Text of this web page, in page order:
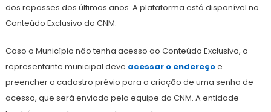
dos repasses dos últimos anos. A plataforma está disponível no
Conteúdo Exclusivo da CNM.
Caso o Município não tenha acesso ao Conteúdo Exclusivo, o
representante municipal deve acessar o endereçoe
preencher o cadastro prévio para a criação de uma senha de
acesso, que será enviada pela equipe da CNM. A entidade